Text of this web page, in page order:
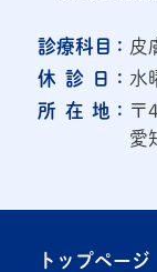
診療科 目 ： 皮
休 診 日 ： 水
所 在 地 ： 〒
愛
トップページ